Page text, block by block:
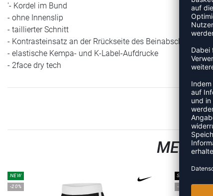
'- Kordel im Bund
- ohne Innenslip
- taillierter Schnitt
- Kontrasteinsatz an der Rrückseite des Beinabschlusses
- elastische Kempa- und K-Label-Aufdrucke
- 2face dry tech
MEHR
NEW
-20%
SALE
-60%